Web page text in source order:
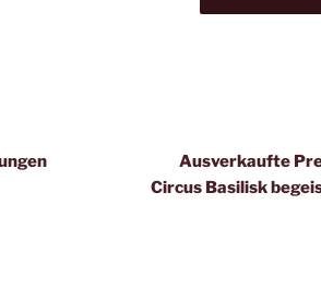
Ausverkaufte
Circus Basilisk